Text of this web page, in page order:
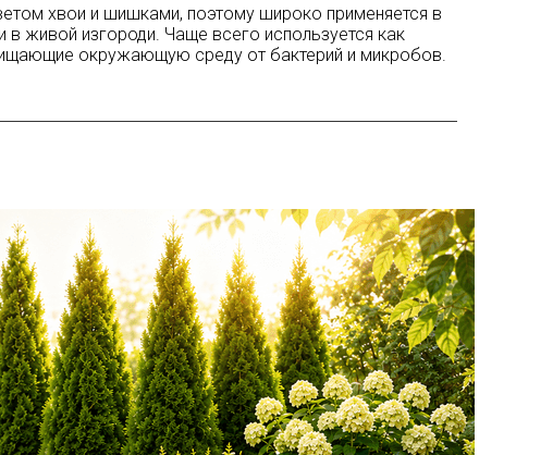
хвои и шишками, поэтому широко применяется в
в живой изгороди. Чаще всего используется как
окружающую среду от бактерий и микробов.